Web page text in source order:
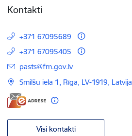
Kontakti
+371 67095689
+371 67095405
E-pasts:
pasts@fm.gov.lv
Smilšu iela 1, Rīga, LV-1919, Latvija
Visi kontakti